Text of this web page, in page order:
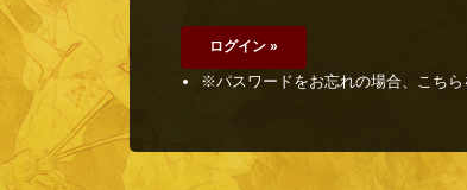
※パスワードをお忘れの場合、こちら